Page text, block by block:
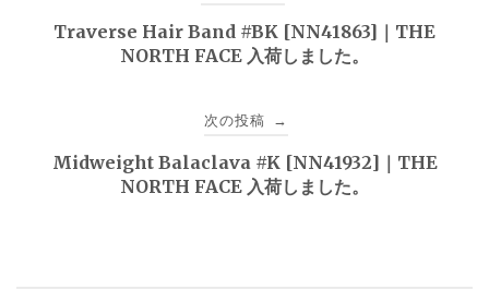
Traverse Hair Band #BK [NN41863]｜THE
NORTH FACE 入荷しました。
次の投稿 →
Midweight Balaclava #K [NN41932]｜THE
NORTH FACE 入荷しました。